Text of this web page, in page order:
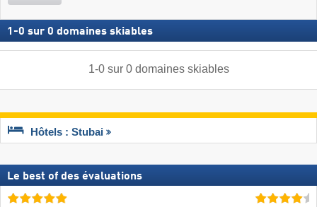
1 -0 sur 0 domaines skiables
1-0sur 0 domaines skiables
Hôtels : Stubai
Le best of des évaluations